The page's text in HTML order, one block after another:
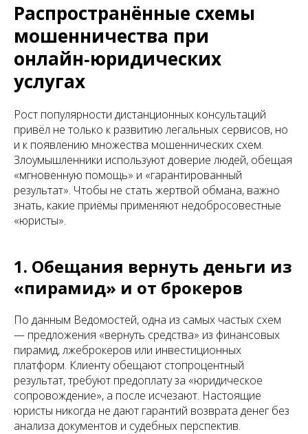
Распространённые схемы
мошенничества при
онлайн‑юридических
услугах
Рост популярности дистанционных консультаций
привёл не только к развитию легальных сервисов, но
и к появлению множества мошеннических схем.
Злоумышленники используют доверие людей, обещая
«мгновенную помощь» и «гарантированный
результат». Чтобы не стать жертвой обмана, важно
знать, какие приёмы применяют недобросовестные
«юристы».
1. Обещания вернуть деньги из
«пирамид» и от брокеров
По данным Ведомостей, одна из самых частых схем
— предложения «вернуть средства» из финансовых
пирамид, лжеброкеров или инвестиционных
платформ. Клиенту обещают стопроцентный
результат, требуют предоплату за «юридическое
сопровождение», а после исчезают. Настоящие
юристы никогда не дают гарантий возврата денег без
анализа документов и судебных перспектив.